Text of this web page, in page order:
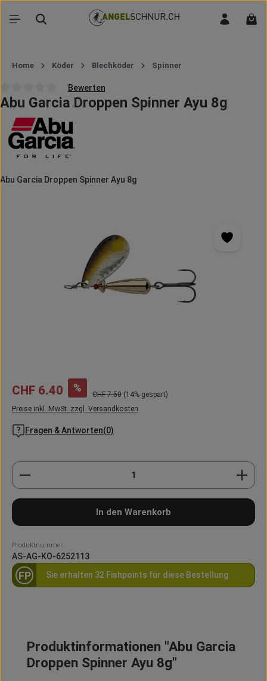
Zum Hauptinhalt springen
Home Köder Blechköder Spinner
Durchschnittliche Bewertung von 0 von 5 Sternen
Bewerten
Abu Garcia Droppen Spinner Ayu 8g
Abu Garcia Droppen Spinner Ayu 8g
Verkaufspreis:
CHF 6.40 % Regulärer Preis:
CHF 7.50 (14% gespart)
Preise inkl. MwSt. zzgl. Versandkosten
Fragen & Antworten(0)
Produkt Anzahl: Gib den gewünschten Wert ein
In den Warenkorb
Produktnummer:
AS-AG-KO-6252113
FP Sie erhalten 32 Fishpoints für diese Bestellung
Produktinformationen "Abu Garcia
Droppen Spinner Ayu 8g"